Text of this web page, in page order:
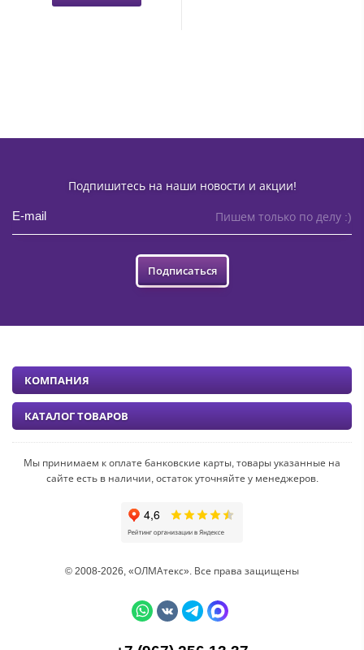
Подпишитесь на наши новости и акции!
Пишем только по делу :)
Подписаться
Мы принимаем к оплате банковские карты, товары указанные на
сайте есть в наличии, остаток уточняйте у менеджеров.
© 2008-2026, «ОЛМАтекс». Все права защищены
КОМПАНИЯ
КАТАЛОГ ТОВАРОВ